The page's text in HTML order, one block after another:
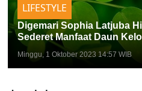
LIFESTYLE
Digemari Sophia Latjuba
Sederet Manfaat Daun
Minggu, 1 Oktober 2023 14:57 WIB